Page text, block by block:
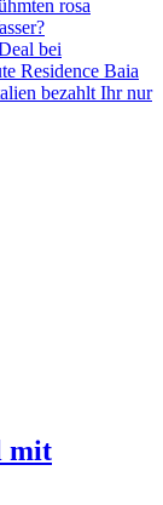
rosa
bei
Residence Baia
bezahlt Ihr nur
mit